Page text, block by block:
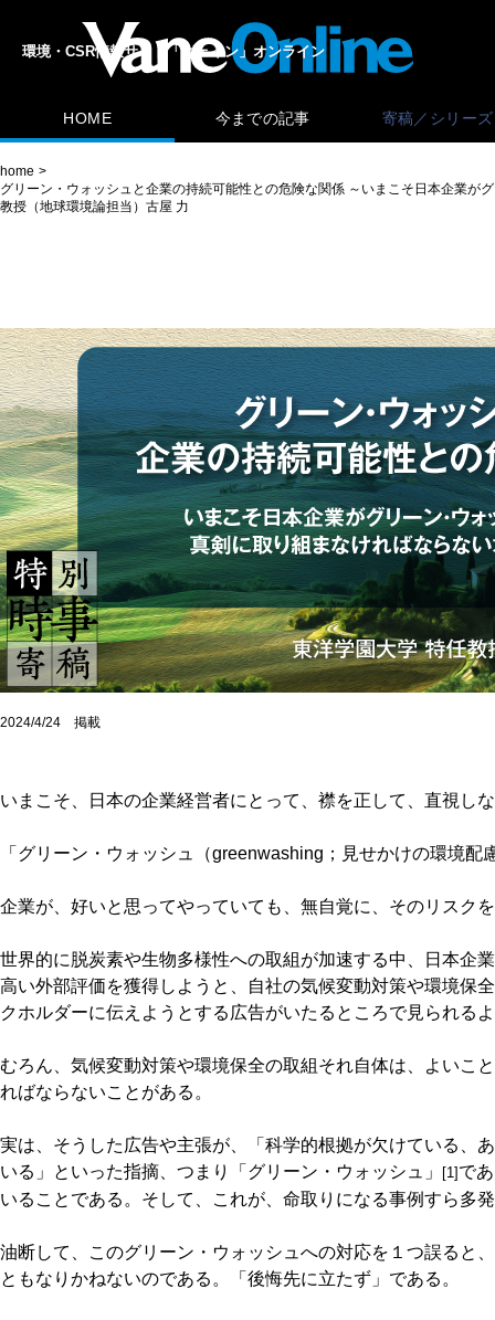
環境・CSR情報サイト「ヴェイン」オンライン
HOME 今までの記事 寄稿／シリーズ
home
グリーン・ウォッシュと企業の持続可能性との危険な関係 ～いまこそ日本企業
教授（地球環境論担当）古屋 力
2024/4/24 掲載
いまこそ、日本の企業経営者にとって、襟を正して、直視し
「グリーン・ウォッシュ（greenwashing；見せかけの環境配
企業が、好いと思ってやっていても、無自覚に、そのリスク
世界的に脱炭素や生物多様性への取組が加速する中、日本企
高い外部評価を獲得しようと、自社の気候変動対策や環境保
クホルダーに伝えようとする広告がいたるところで見られる
むろん、気候変動対策や環境保全の取組それ自体は、よいこ
ればならないことがある。
実は、そうした広告や主張が、「科学的根拠が欠けている、
いる」といった指摘、つまり「グリーン・ウォッシュ」
[1]で
いることである。そして、これが、命取りになる事例すら多
油断して、このグリーン・ウォッシュへの対応を１つ誤ると
ともなりかねないのである。「後悔先に立たず」である。